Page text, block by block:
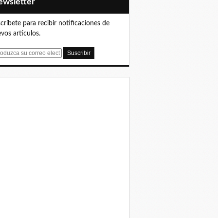
para recibir notificaciones de
artículos.